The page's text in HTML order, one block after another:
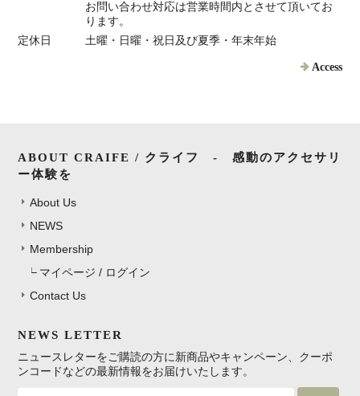
お問い合わせ対応は営業時間内とさせて頂いてお
ります。
定休日
土曜・日曜・祝日及び夏季・年末年始
Access
ABOUT CRAIFE / クライフ - 感動のアクセサリ
ー体験を
About Us
NEWS
Membership
マイページ / ログイン
Contact Us
NEWS LETTER
ニュースレターをご購読の方に新商品やキャンペーン、クーポ
ンコードなどの最新情報をお届けいたします。